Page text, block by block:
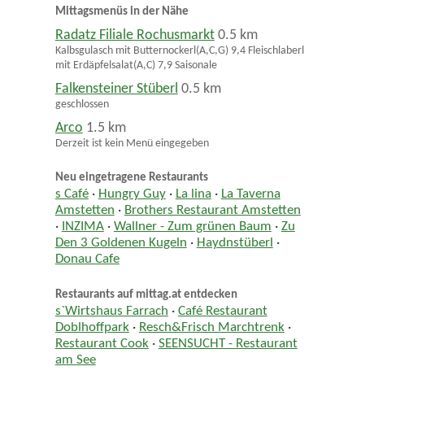
Mittagsmenüs in der Nähe
Radatz Filiale Rochusmarkt 0.5 km
Kalbsgulasch mit Butternockerl(A,C,G) 9,4 Fleischlaberl
mit Erdäpfelsalat(A,C) 7,9 Saisonale
Falkensteiner Stüberl 0.5 km
geschlossen
Arco 1.5 km
Derzeit ist kein Menü eingegeben
Neu eingetragene Restaurants
s Café· Hungry Guy· La lina · La Taverna
Amstetten · Brothers Restaurant Amstetten
· INZIMA· Wallner - Zum grünen Baum · Zu
Den 3 Goldenen Kugeln · Haydnstüberl ·
Donau Cafe
Restaurants auf mittag.at entdecken
s`Wirtshaus Farrach · Café Restaurant
Doblhoffpark· Resch&Frisch Marchtrenk·
Restaurant Cook· SEENSUCHT - Restaurant
am See